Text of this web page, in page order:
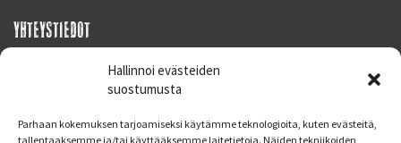
Hallinnoi evästeiden
suostumusta
Parhaan kokemuksen tarjoamiseksi käytämme teknologioita, kuten evästeitä,
tallentaaksemme ja/tai käyttääksemme laitetietoja. Näiden tekniikoiden
YHTEYSTIEDOT
SUPERMOTO CENTER
Finland